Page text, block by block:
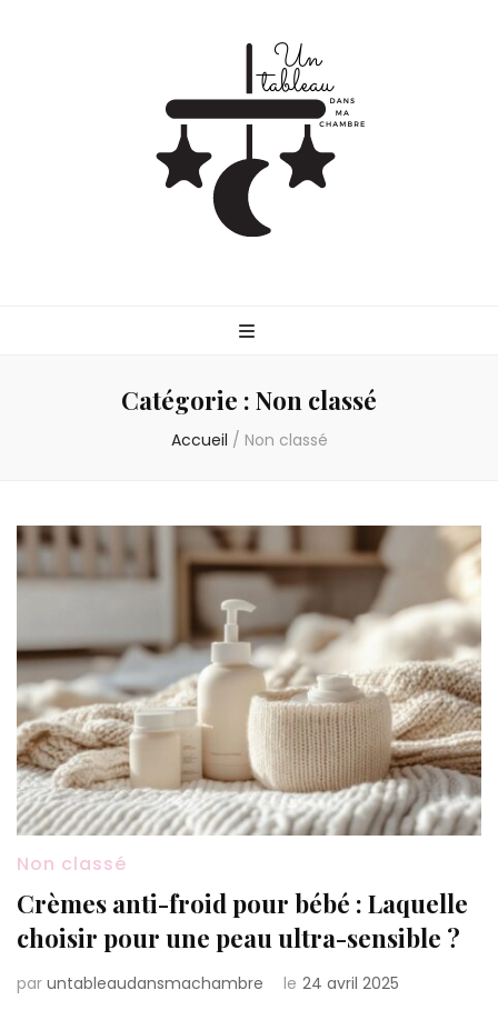
Catégorie : Non classé
Accueil / Non classé
Non classé
Crèmes anti-froid pour bébé : Laquelle
choisir pour une peau ultra-sensible ?
par untableaudansmachambre le 24 avril 2025